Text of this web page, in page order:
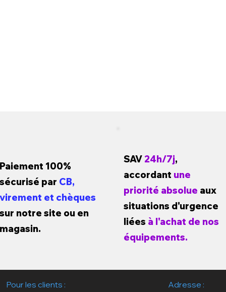
Paiement 100%
sécurisé par CB,
virement et chèques
sur notre site ou en
magasin.
SAV 24h/7j,
accordant une
priorité absolue aux
situations d'urgence
liées à l'achat de nos
équipements.
Pour les clients : Adresse :